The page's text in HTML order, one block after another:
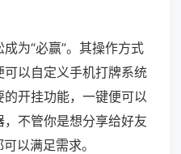
为“必赢”。其操作方式
以自定义手机打牌系统
开挂功能，一键便可以
不管你是想分享给好友
以满足需求。